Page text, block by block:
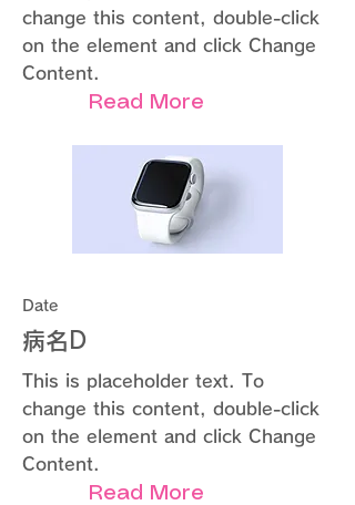
change this content, double-click
on the element and click Change
Content.
Read More
Date
病名D
This is placeholder text. To
change this content, double-click
on the element and click Change
Content.
Read More